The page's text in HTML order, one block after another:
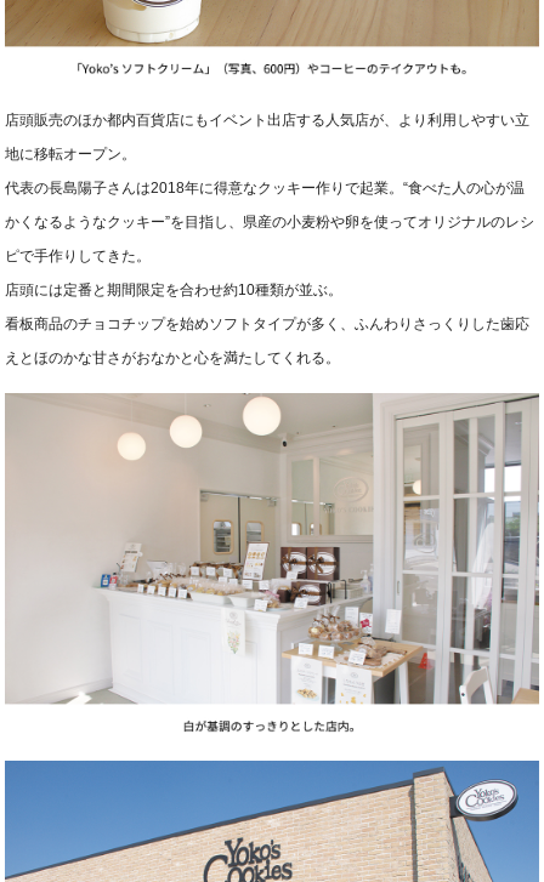
店頭販売のほか都内百貨店にもイベント出店する人気店が、より利用しやすい立
地に移転オープン。
代表の長島陽子さんは2018年に得意なクッキー作りで起業。“食べた人の心が温
かくなるようなクッキー”を目指し、県産の小麦粉や卵を使ってオリジナルのレシ
ピで手作りしてきた。
店頭には定番と期間限定を合わせ約10種類が並ぶ。
看板商品のチョコチップを始めソフトタイプが多く、ふんわりさっくりした歯応
えとほのかな甘さがおなかと心を満たしてくれる。